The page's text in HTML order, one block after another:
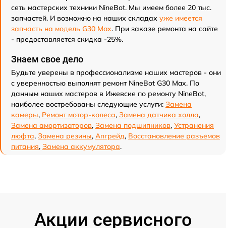
сеть мастерских техники NineBot. Мы имеем более 20 тыс.
запчастей. И возможно на наших складах уже имеется
запчасть на модель G30 Max. При заказе ремонта на сайте
- предоставляется скидка -25%.
Знаем свое дело
Будьте уверены в профессионализме наших мастеров - они
с уверенностью выполнят ремонт NineBot G30 Max. По
данным наших мастеров в Ижевске по ремонту NineBot,
наиболее востребованы следующие услуги: Замена
камеры, Ремонт мотор-колеса, Замена датчика холла,
Замена амортизаторов, Замена подшипников, Устранения
люфта, Замена резины, Апгрейд, Восстановление разъемов
питания, Замена аккумулятора.
Акции сервисного